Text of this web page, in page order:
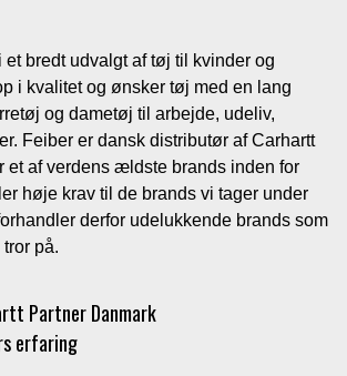
et bredt udvalgt af tøj til kvinder og
i kvalitet og ønsker tøj med en lang
og dametøj til arbejde, udeliv,
Feiber er dansk distributør af Carhartt
et af verdens ældste brands inden for
høje krav til de brands vi tager under
derfor udelukkende brands som
på.
Partner Danmark
erfaring